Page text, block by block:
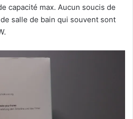
capacité max. Aucun soucis de
salle de bain qui souvent sont